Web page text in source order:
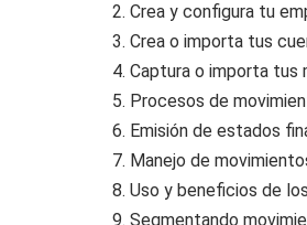
2. Crea y configura tu
3. Crea o importa tus
4. Captura o importa
5. Procesos de
6. Emisión de estados
7. Manejo de
8. Uso y beneficios de
9. Segmentando